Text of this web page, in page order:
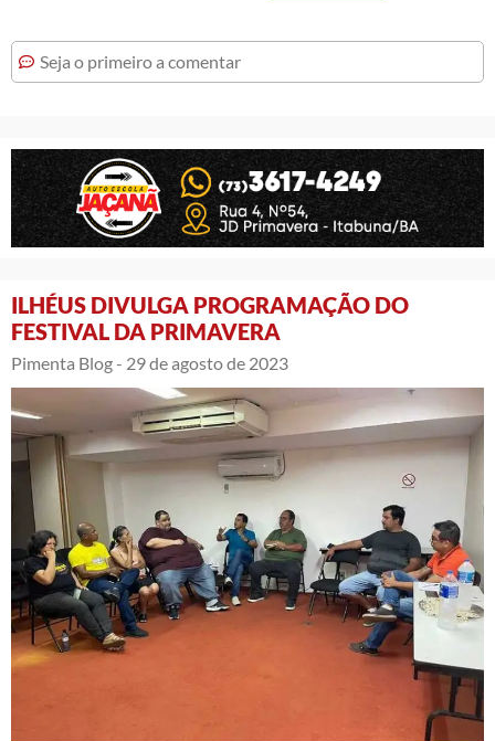
Seja o primeiro a comentar
ILHÉUS DIVULGA PROGRAMAÇÃO DO
FESTIVAL DA PRIMAVERA
Pimenta Blog - 29 de agosto de 2023